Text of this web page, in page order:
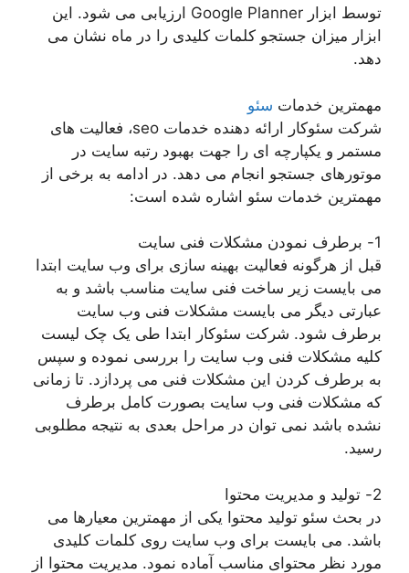
توسط ابزار Google Planner ارزیابی می شود. این
ابزار میزان جستجو کلمات کلیدی را در ماه نشان می
دهد.
مهمترین خدمات سئو
شرکت سئوکار ارائه دهنده خدمات seo، فعالیت های
مستمر و یکپارچه ای را جهت بهبود رتبه سایت در
موتورهای جستجو انجام می دهد. در ادامه به برخی از
مهمترین خدمات سئو اشاره شده است:
1- برطرف نمودن مشکلات فنی سایت
قبل از هرگونه فعالیت بهینه سازی برای وب سایت ابتدا
می بایست زیر ساخت فنی سایت مناسب باشد و به
عبارتی دیگر می بایست مشکلات فنی وب سایت
برطرف شود. شرکت سئوکار ابتدا طی یک چک لیست
کلیه مشکلات فنی وب سایت را بررسی نموده و سپس
به برطرف کردن این مشکلات فنی می پردازد. تا زمانی
که مشکلات فنی وب سایت بصورت کامل برطرف
نشده باشد نمی توان در مراحل بعدی به نتیجه مطلوبی
رسید.
2- تولید و مدیریت محتوا
در بحث سئو تولید محتوا یکی از مهمترین معیارها می
باشد. می بایست برای وب سایت روی کلمات کلیدی
مورد نظر محتوای مناسب آماده نمود. مدیریت محتوا از